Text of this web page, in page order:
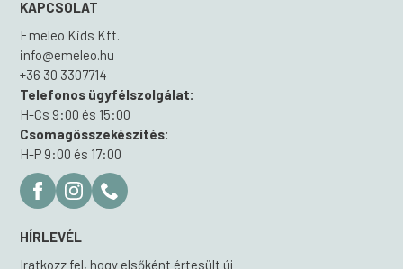
KAPCSOLAT
Emeleo Kids Kft.
info@emeleo.hu
+36 30 3307714
Telefonos ügyfélszolgálat:
H-Cs 9:00 és 15:00
Csomagösszekészítés:
H-P 9:00 és 17:00
HÍRLEVÉL
Iratkozz fel, hogy elsőként értesült új